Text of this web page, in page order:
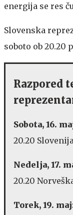
energija se res
Slovenska
soboto ob 20.20
Razpored
Sobota, 16.
20.20
Nedelja, 17.
20.20
Torek, 19.